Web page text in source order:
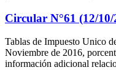
Circular N°61 (12/10/
Tablas de Impuesto Unico
Noviembre de 2016,
información adicional